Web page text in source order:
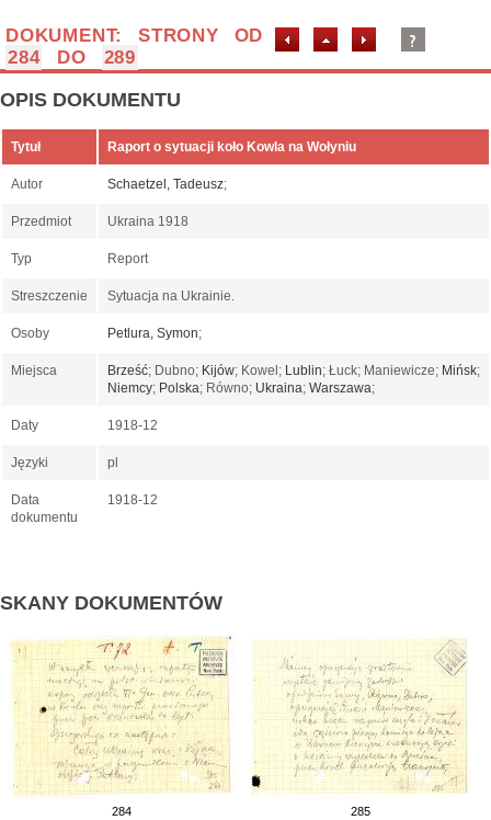
DOKUMENT: STRONY OD
284
DO 289
OPIS DOKUMENTU
Tytuł Raport o sytuacji koło Kowla na Wołyniu
Autor Schaetzel, Tadeusz;
Przedmiot Ukraina 1918
Typ Report
Streszczenie Sytuacja na Ukrainie.
Osoby Petlura, Symon;
Miejsca Brześć; Dubno; Kijów; Kowel; Lublin; Łuck; Maniewicze; Mińsk;
Niemcy; Polska; Równo; Ukraina; Warszawa;
Daty 1918-12
Języki pl
Data
dokumentu
1918-12
SKANY DOKUMENTÓW
284 285